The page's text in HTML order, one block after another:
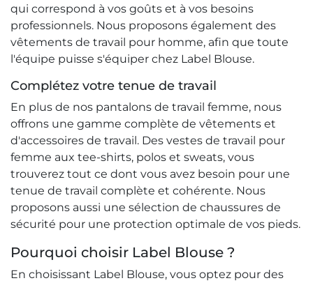
qui correspond à vos goûts et à vos besoins
professionnels. Nous proposons également des
vêtements de travail pour homme, afin que toute
l'équipe puisse s'équiper chez Label Blouse.
Complétez votre tenue de travail
En plus de nos pantalons de travail femme, nous
offrons une gamme complète de vêtements et
d'accessoires de travail. Des vestes de travail pour
femme aux tee-shirts, polos et sweats, vous
trouverez tout ce dont vous avez besoin pour une
tenue de travail complète et cohérente. Nous
proposons aussi une sélection de chaussures de
sécurité pour une protection optimale de vos pieds.
Pourquoi choisir Label Blouse ?
En choisissant Label Blouse, vous optez pour des